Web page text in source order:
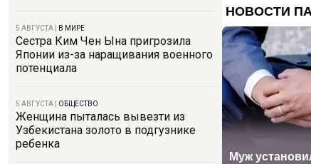
5 АВГУСТА В МИРЕ
Сестра Ким Чен Ына пригрозила
Японии из-за наращивания военного
потенциала
5 АВГУСТА ОБЩЕСТВО
Женщина пыталась вывезти из
Узбекистана золото в подгузнике
ребенка